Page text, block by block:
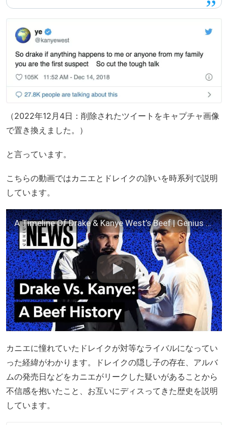
（2022年12月4日：削除されたツイートをキャプチャ画像
で置き換えました。）
と言っています。
こちらの動画ではカニエとドレイクの諍いを時系列で説明
しています。
A Timeline Of Drake & Kanye West’s Beef | Genius News
カニエに憧れていたドレイクが対等なライバルになってい
った経緯がわかります。ドレイクの隠し子の存在、アルバ
ムの発売日などをカニエがリークした疑いがあることから
不信感を抱いたこと、お互いにディスってきた歴史を説明
しています。